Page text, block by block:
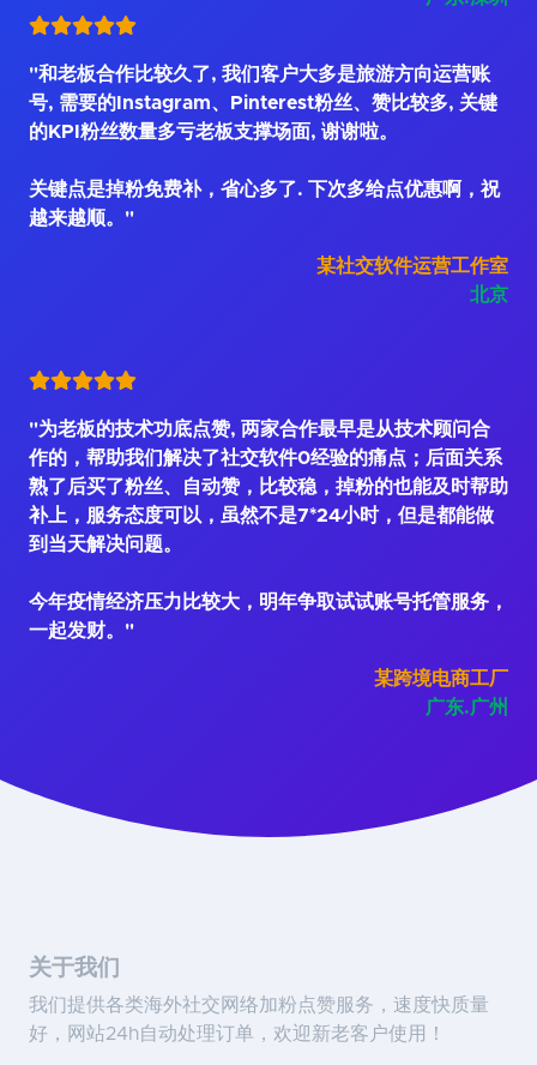
"和老板合作比较久了, 我们客户大多是旅游方向运营账
号, 需要的Instagram、Pinterest粉丝、赞比较多, 关键
的KPI粉丝数量多亏老板支撑场面, 谢谢啦。
关键点是掉粉免费补，省心多了. 下次多给点优惠啊，祝
越来越顺。"
某社交软件运营工作室
北京
"为老板的技术功底点赞, 两家合作最早是从技术顾问合
作的，帮助我们解决了社交软件0经验的痛点；后面关系
熟了后买了粉丝、自动赞，比较稳，掉粉的也能及时帮助
补上，服务态度可以，虽然不是7*24小时，但是都能做
到当天解决问题。
今年疫情经济压力比较大，明年争取试试账号托管服务，
一起发财。"
某跨境电商工厂
广东.广州
关于我们
我们提供各类海外社交网络加粉点赞服务，速度快质量
好，网站24h自动处理订单，欢迎新老客户使用！